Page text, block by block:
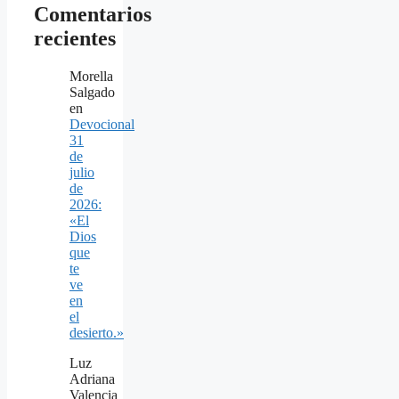
Comentarios
recientes
Morella
Salgado
en
Devocional
31
de
julio
de
2026:
«El
Dios
que
te
ve
en
el
desierto.»
Luz
Adriana
Valencia